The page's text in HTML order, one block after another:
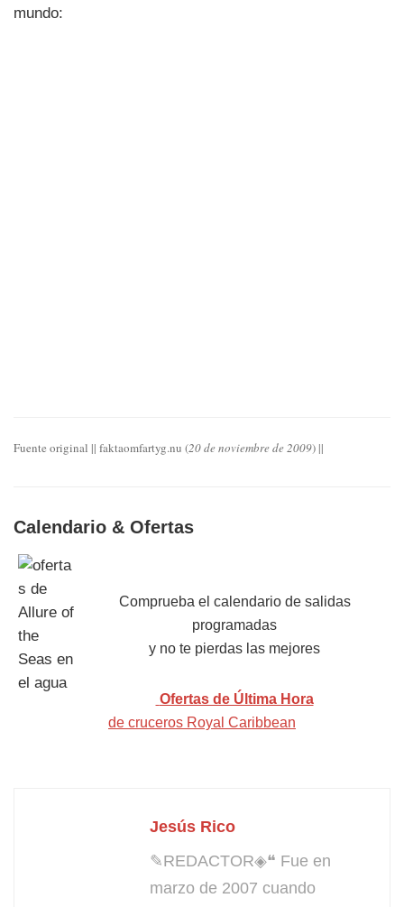
mundo:
Fuente original || faktaomfartyg.nu (20 de noviembre de 2009) ||
Calendario & Ofertas
Comprueba el calendario de salidas
programadas
y no te pierdas las mejores
Ofertas de Última Hora
de cruceros Royal Caribbean
Jesús Rico
✎REDACTOR◈❝ Fue en
marzo de 2007 cuando